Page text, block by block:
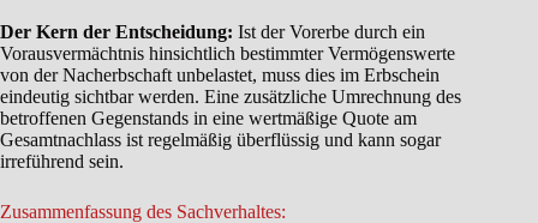
Der Kern der Entscheidung: Ist der Vorerbe durch ein
Vorausvermächtnis hinsichtlich bestimmter Vermögenswerte
von der Nacherbschaft unbelastet, muss dies im Erbschein
eindeutig sichtbar werden. Eine zusätzliche Umrechnung des
betroffenen Gegenstands in eine wertmäßige Quote am
Gesamtnachlass ist regelmäßig überflüssig und kann sogar
irreführend sein.
Zusammenfassung des Sachverhaltes: